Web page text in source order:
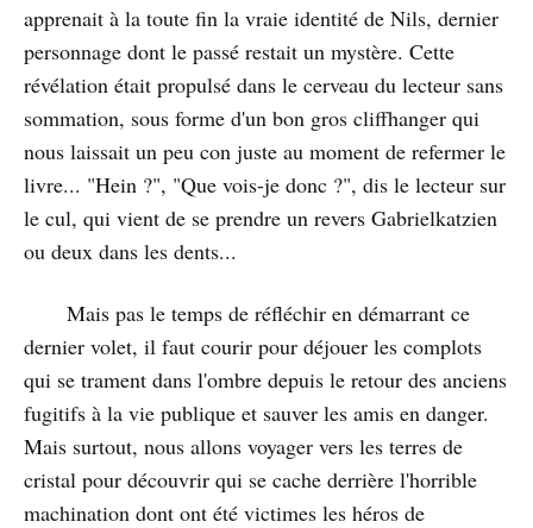
apprenait à la toute fin la vraie identité de Nils, dernier
personnage dont le passé restait un mystère. Cette
révélation était propulsé dans le cerveau du lecteur sans
sommation, sous forme d'un bon gros cliffhanger qui
nous laissait un peu con juste au moment de refermer le
livre... "Hein ?", "Que vois-je donc ?", dis le lecteur sur
le cul, qui vient de se prendre un revers Gabrielkatzien
ou deux dans les dents...
Mais pas le temps de réfléchir en démarrant ce
dernier volet, il faut courir pour déjouer les complots
qui se trament dans l'ombre depuis le retour des anciens
fugitifs à la vie publique et sauver les amis en danger.
Mais surtout, nous allons voyager vers les terres de
cristal pour découvrir qui se cache derrière l'horrible
machination dont ont été victimes les héros de